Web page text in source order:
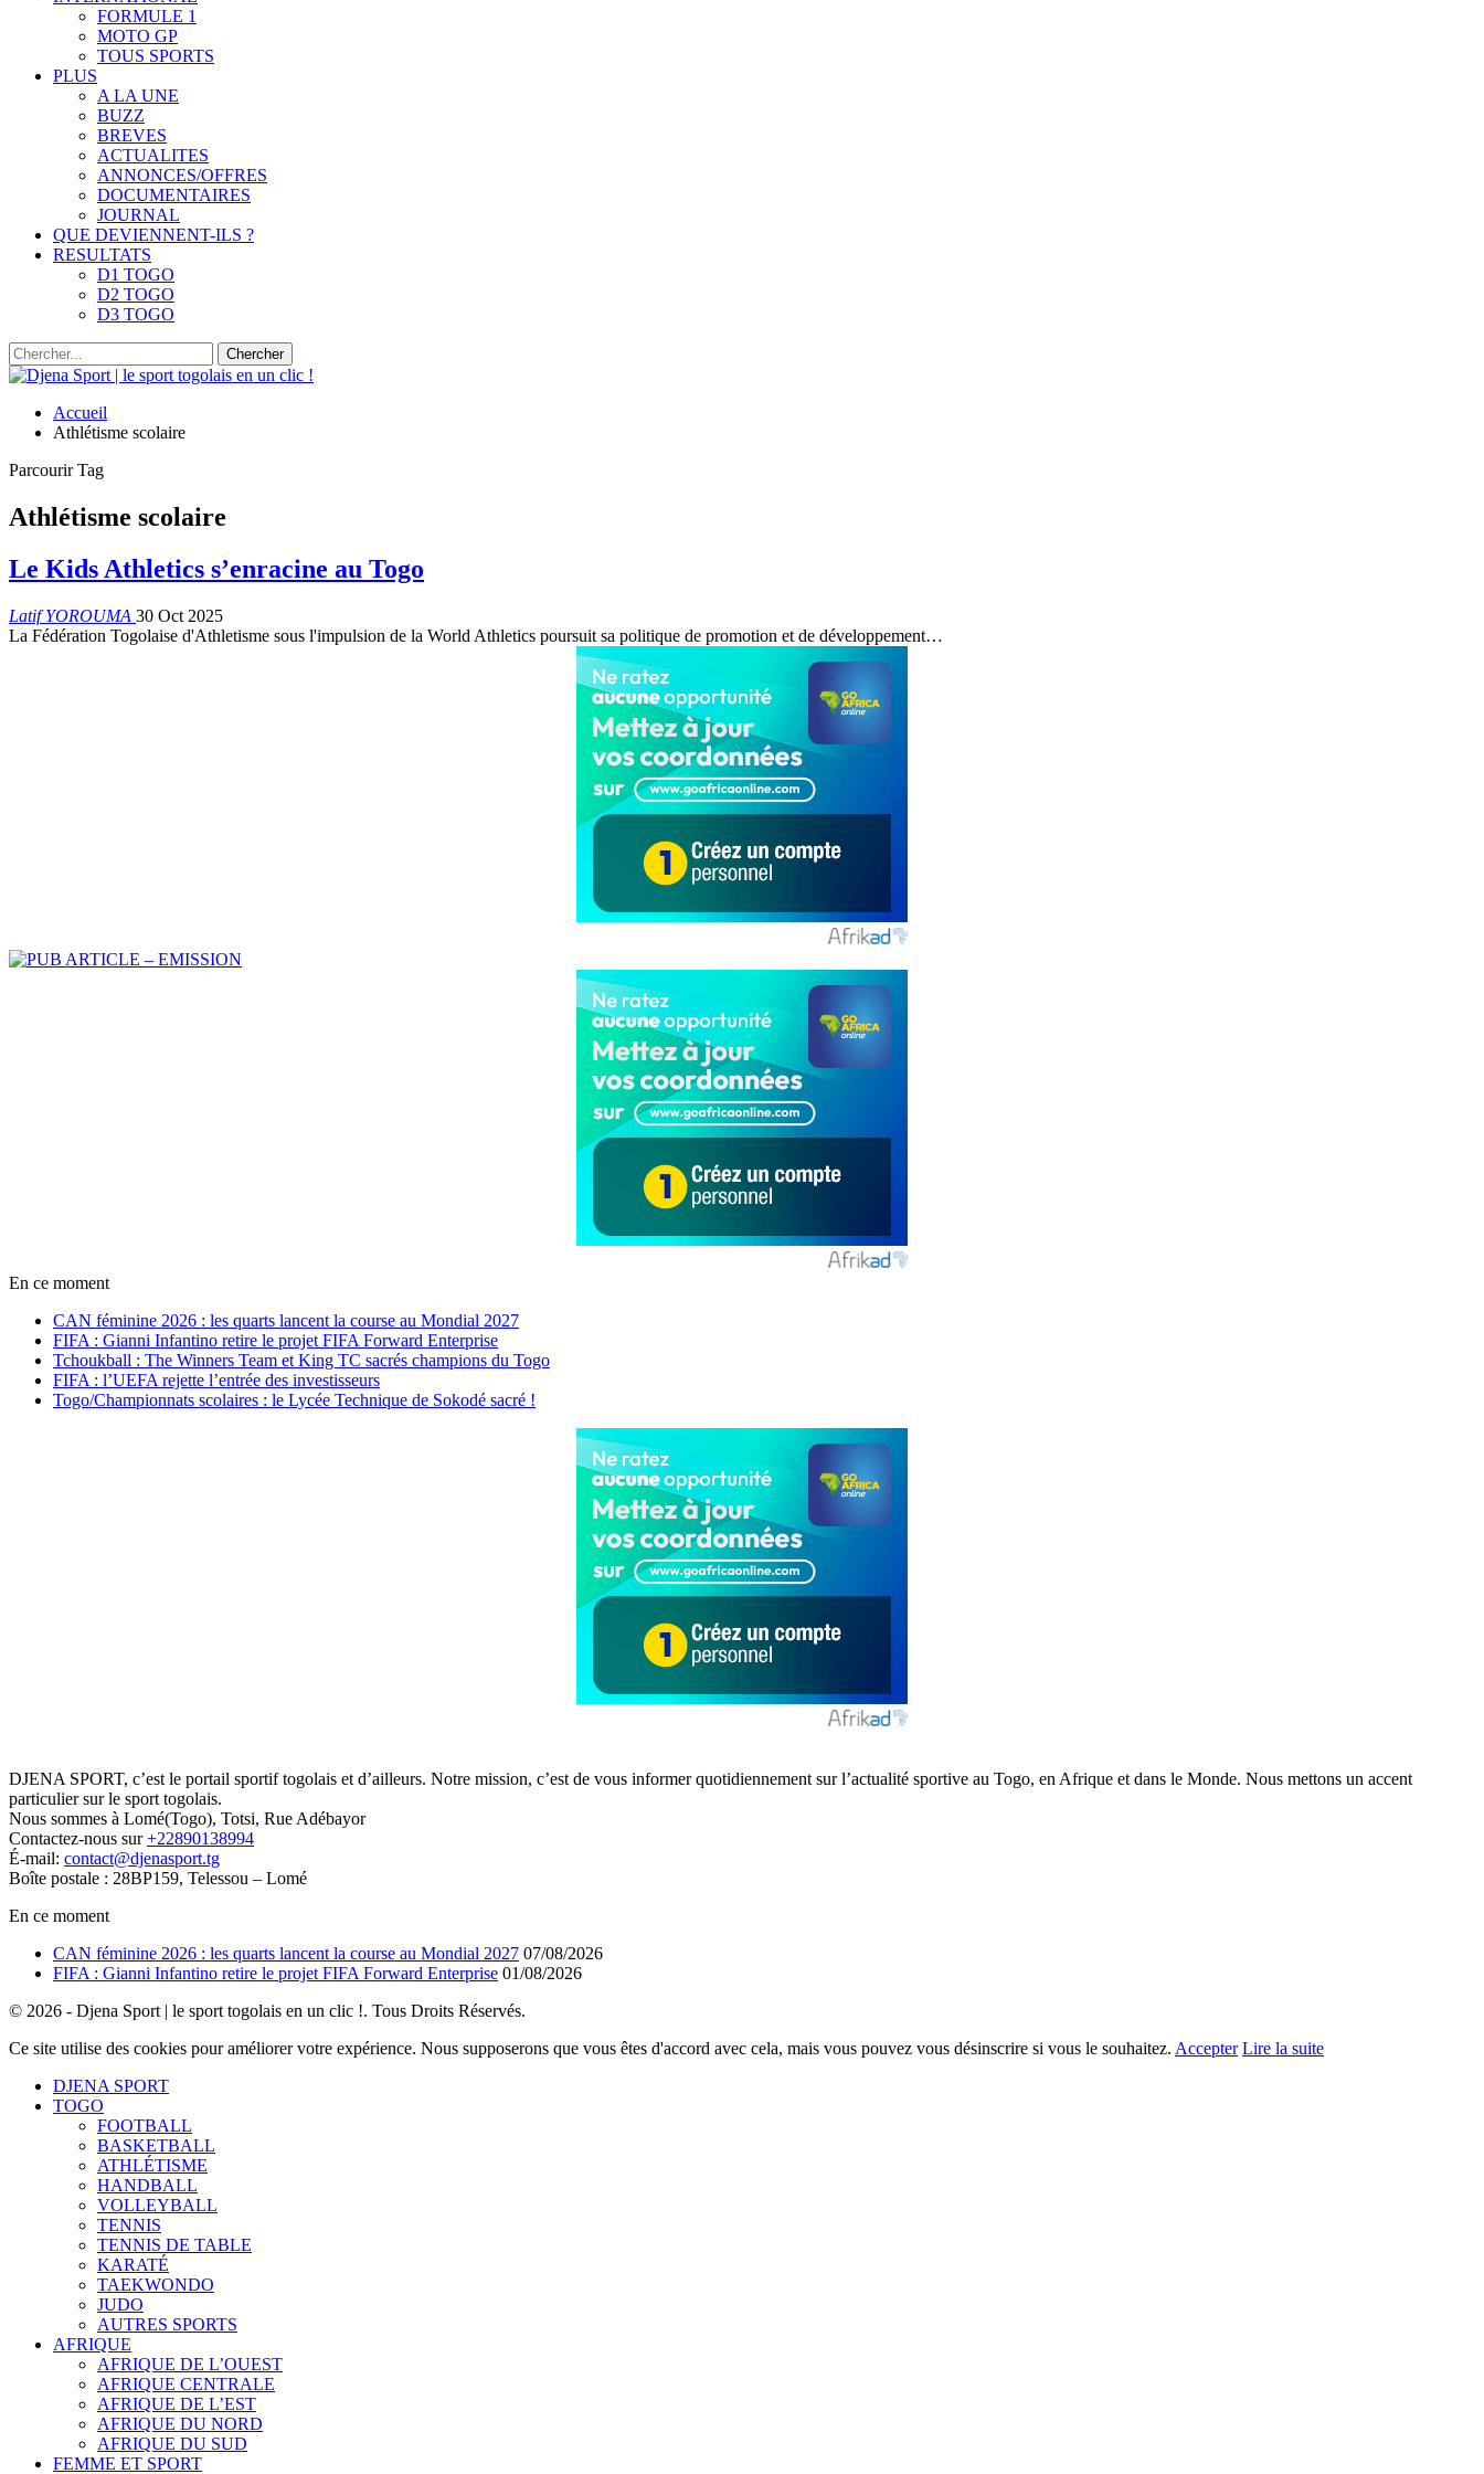
FORMULE 1
MOTO GP
TOUS SPORTS
PLUS
A LA UNE
BUZZ
BREVES
ACTUALITES
ANNONCES/OFFRES
DOCUMENTAIRES
JOURNAL
QUE DEVIENNENT-ILS ?
RESULTATS
D1 TOGO
D2 TOGO
D3 TOGO
Accueil
Athlétisme scolaire
Parcourir Tag
Athlétisme scolaire
Le Kids Athletics s’enracine au Togo
Latif YOROUMA 30 Oct 2025
La Fédération Togolaise d'Athletisme sous l'impulsion de la World Athletics poursuit sa politique de promotion et de développement…
En ce moment
CAN féminine 2026 : les quarts lancent la course au Mondial 2027
FIFA : Gianni Infantino retire le projet FIFA Forward Enterprise
Tchoukball : The Winners Team et King TC sacrés champions du Togo
FIFA : l’UEFA rejette l’entrée des investisseurs
Togo/Championnats scolaires : le Lycée Technique de Sokodé sacré !
DJENA SPORT, c’est le portail sportif togolais et d’ailleurs. Notre mission, c’est de vous informer quotidiennement sur l’actualité sportive au Togo, en Afrique et dans le Monde. Nous mettons un accent
particulier sur le sport togolais.
Nous sommes à Lomé(Togo), Totsi, Rue Adébayor
Contactez-nous sur+22890138994
É-mail: contact@djenasport.tg
Boîte postale : 28BP159, Telessou – Lomé
En ce moment
CAN féminine 2026 : les quarts lancent la course au Mondial 2027 07/08/2026
FIFA : Gianni Infantino retire le projet FIFA Forward Enterprise 01/08/2026
© 2026 - Djena Sport | le sport togolais en un clic !. Tous Droits Réservés.
Ce site utilise des cookies pour améliorer votre expérience. Nous supposerons que vous êtes d'accord avec cela, mais vous pouvez vous désinscrire si vous le souhaitez. Accepter Lire la suite
DJENA SPORT
TOGO
FOOTBALL
BASKETBALL
ATHLÉTISME
HANDBALL
VOLLEYBALL
TENNIS
TENNIS DE TABLE
KARATÉ
TAEKWONDO
JUDO
AUTRES SPORTS
AFRIQUE
AFRIQUE DE L’OUEST
AFRIQUE CENTRALE
AFRIQUE DE L’EST
AFRIQUE DU NORD
AFRIQUE DU SUD
FEMME ET SPORT